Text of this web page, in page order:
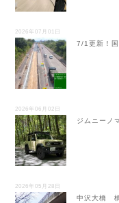
2026年07月01日
7/1更新！
2026年06月02日
ジムニーノ
2026年05月28日
中沢大橋